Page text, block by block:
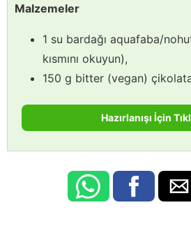
Malzemeler
1 su bardağı aquafaba/
kısmını okuyun),
150 g bitter (vegan)
Hazırlanışı İçin